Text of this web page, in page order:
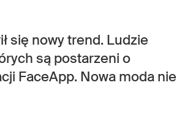
się nowy trend. Ludzie
są postarzeni o
FaceApp. Nowa moda nie